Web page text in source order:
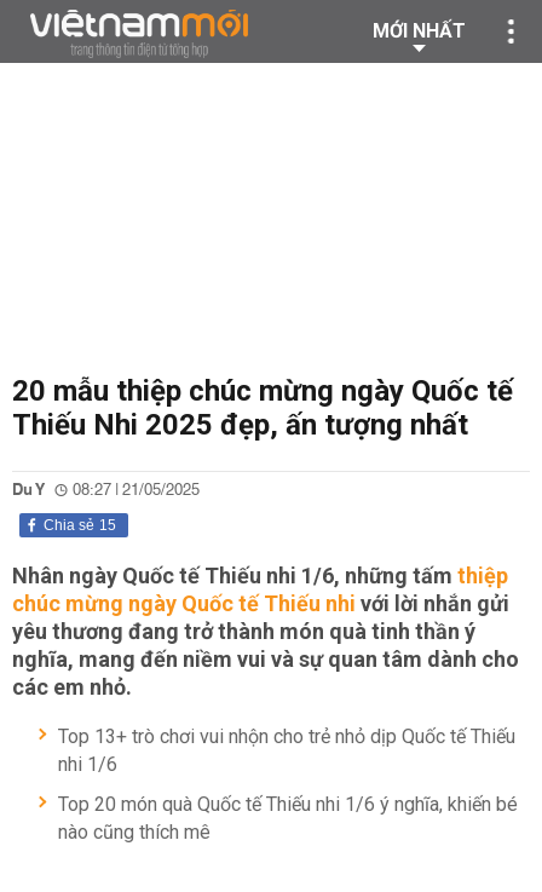
MỚI NHẤT
20 mẫu thiệp chúc mừng ngày Quốc tế
Thiếu Nhi 2025 đẹp, ấn tượng nhất
Du Y 08:27 | 21/05/2025
15
Chia sẻ
Nhân ngày Quốc tế Thiếu nhi 1/6, những tấm thiệp
chúc mừng ngày Quốc tế Thiếu nhi với lời nhắn gửi
yêu thương đang trở thành món quà tinh thần ý
nghĩa, mang đến niềm vui và sự quan tâm dành cho
các em nhỏ.
Top 13+ trò chơi vui nhộn cho trẻ nhỏ dịp Quốc tế Thiếu
nhi 1/6
Top 20 món quà Quốc tế Thiếu nhi 1/6 ý nghĩa, khiến bé
nào cũng thích mê